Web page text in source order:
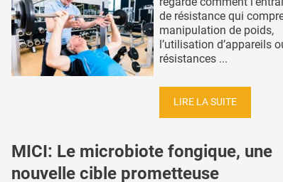
de résistance qui
manipulation de poids,
l’utilisation d’appareils
résistances ...
LIRE LA SUITE
MICI: Le microbiote fongique, une
nouvelle cible prometteuse